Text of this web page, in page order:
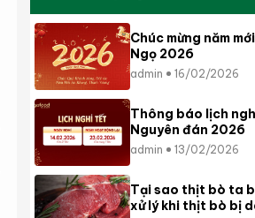
Chúc mừng năm
Ngọ 2026
admin 16/02/2026
Thông báo lịch
Nguyên đán 2026
admin 13/02/2026
Tại sao thịt bò ta
xử lý khi thịt bò bị